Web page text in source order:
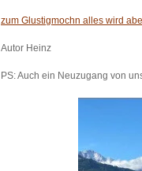
zum Glustigmochn alles wird
Autor Heinz
PS: Auch ein Neuzugang von